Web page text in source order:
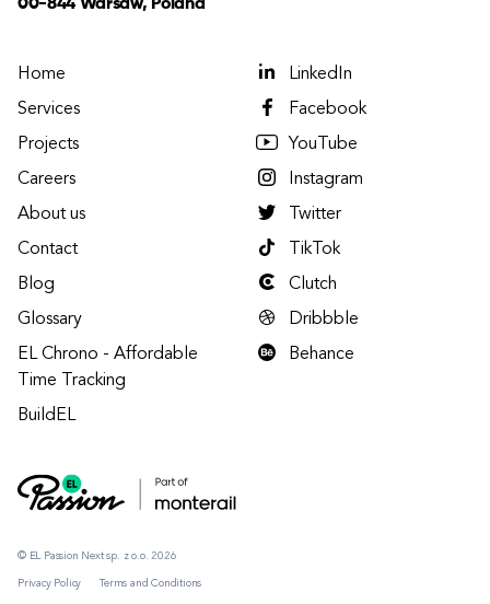
00-844 Warsaw, Poland
© EL Passion Next sp. z o.o. 2026
Privacy Policy Terms and Conditions
Home
Services
Projects
Careers
About us
Contact
Blog
Glossary
EL Chrono - Affordable
Time Tracking
BuildEL
LinkedIn
Facebook
YouTube
Instagram
Twitter
TikTok
Clutch
Dribbble
Behance